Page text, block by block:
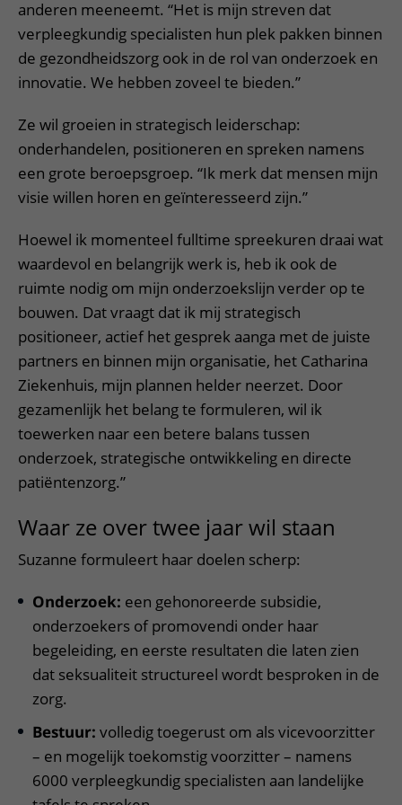
anderen meeneemt. “Het is mijn streven dat
verpleegkundig specialisten hun plek pakken binnen
de gezondheidszorg ook in de rol van onderzoek en
innovatie. We hebben zoveel te bieden.”
Ze wil groeien in strategisch leiderschap:
onderhandelen, positioneren en spreken namens
een grote beroepsgroep. “Ik merk dat mensen mijn
visie willen horen en geïnteresseerd zijn.”
Hoewel ik momenteel fulltime spreekuren draai wat
waardevol en belangrijk werk is, heb ik ook de
ruimte nodig om mijn onderzoekslijn verder op te
bouwen. Dat vraagt dat ik mij strategisch
positioneer, actief het gesprek aanga met de juiste
partners en binnen mijn organisatie, het Catharina
Ziekenhuis, mijn plannen helder neerzet. Door
gezamenlijk het belang te formuleren, wil ik
toewerken naar een betere balans tussen
onderzoek, strategische ontwikkeling en directe
patiëntenzorg.”
Waar ze over twee jaar wil staan
Suzanne formuleert haar doelen scherp:
Onderzoek: een gehonoreerde subsidie,
onderzoekers of promovendi onder haar
begeleiding, en eerste resultaten die laten zien
dat seksualiteit structureel wordt besproken in de
zorg.
Bestuur: volledig toegerust om als vicevoorzitter
– en mogelijk toekomstig voorzitter – namens
6000 verpleegkundig specialisten aan landelijke